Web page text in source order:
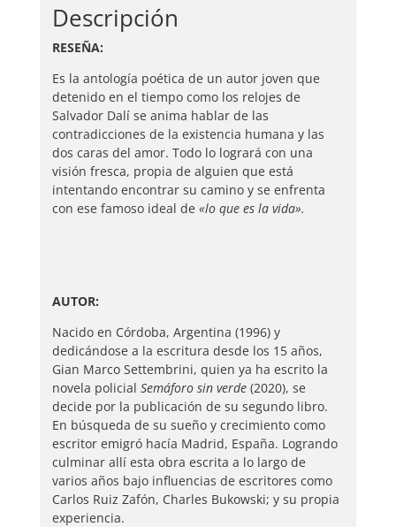
Descripción
RESEÑA:
Es la antología poética de un autor joven que
detenido en el tiempo como los relojes de
Salvador Dalí se anima hablar de las
contradicciones de la existencia humana y las
dos caras del amor. Todo lo logrará con una
visión fresca, propia de alguien que está
intentando encontrar su camino y se enfrenta
con ese famoso ideal de «lo que es la vida».
AUTOR:
Nacido en Córdoba, Argentina (1996) y
dedicándose a la escritura desde los 15 años,
Gian Marco Settembrini, quien ya ha escrito la
novela policial Semáforo sin verde(2020), se
decide por la publicación de su segundo libro.
En búsqueda de su sueño y crecimiento como
escritor emigró hacía Madrid, España. Logrando
culminar allí esta obra escrita a lo largo de
varios años bajo influencias de escritores como
Carlos Ruiz Zafón, Charles Bukowski; y su propia
experiencia.